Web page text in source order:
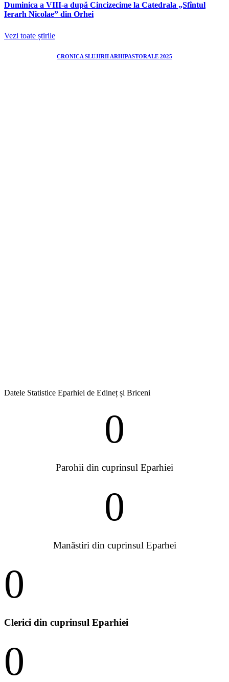
Duminica a VIII-a după Cincizecime la Catedrala „Sfîntul
Ierarh Nicolae” din Orhei
Vezi toate știrile
CRONICA SLUJIRII ARHIPASTORALE 2025
Datele Statistice Eparhiei de Edineț și Briceni
0
Parohii din cuprinsul Eparhiei
0
Manăstiri din cuprinsul Eparhei
0
Clerici din cuprinsul Eparhiei
0